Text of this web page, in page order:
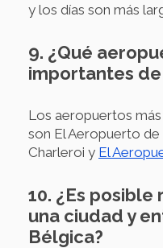
y los días son más
9. ¿Qué
importantes
Los aeropuertos
son El Aeropuerto
Charleroi y El
10. ¿Es
una ciudad y
Bélgica?